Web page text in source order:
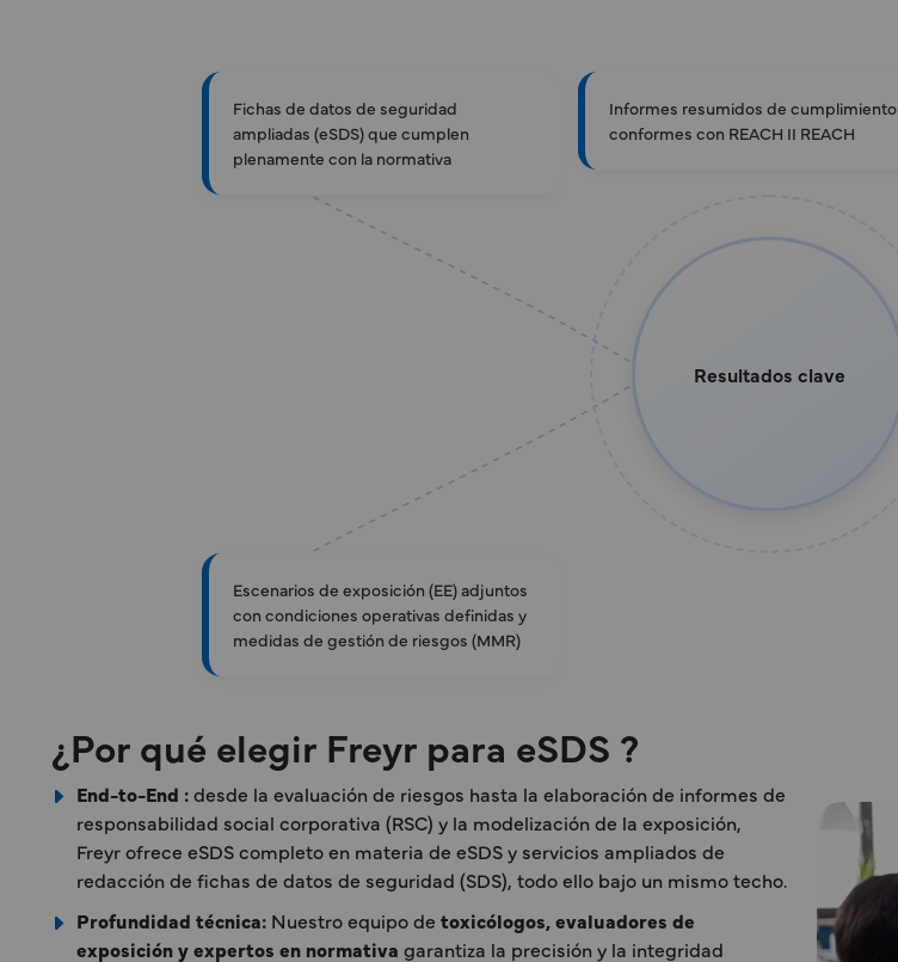
Fichas de datos de seguridad
ampliadas (eSDS) que cumplen
plenamente con la normativa
Escenarios de exposición (EE) adjuntos
con condiciones operativas definidas y
medidas de gestión de riesgos (MMR)
Resultados clave
Informes resumidos de cumplimiento
conformes con REACH II REACH
¿Por qué elegir Freyr para eSDS ?
End-to-End :desde la evaluación de riesgos hasta la elaboración de informes de
responsabilidad social corporativa (RSC) y la modelización de la exposición,
Freyr ofrece eSDS completo en materia de eSDS y servicios ampliados de
redacción de fichas de datos de seguridad (SDS), todo ello bajo un mismo techo.
Profundidad técnica: Nuestro equipo de toxicólogos, evaluadores de
exposición y expertos en normativa garantiza la precisión y la integridad